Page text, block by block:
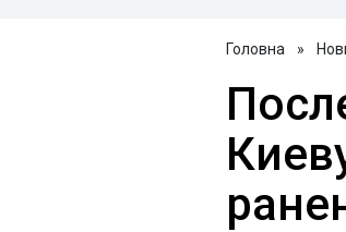
Головна »